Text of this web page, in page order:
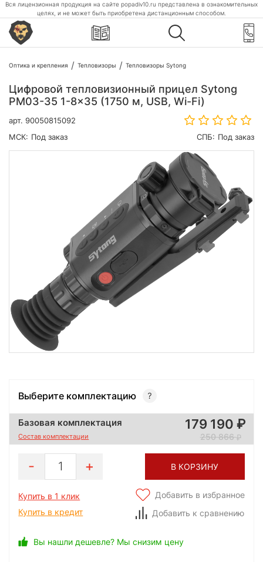
Вся лицензионная продукция на сайте popadiv10.ru представлена в ознакомительных
целях, и не может быть приобретена дистанционным способом.
Оптика и крепления Тепловизоры Тепловизоры Sytong
Цифровой тепловизионный прицел Sytong
PM03-35 1-8x35 (1750 м, USB, Wi-Fi)
арт. 90050815092
МСК: Под заказ СПБ: Под заказ
Выберите комплектацию
Базовая комплектация
Состав комплектации
179 190
250 866
1 В КОРЗИНУ
Купить в 1 клик
Купить в кредит
Добавить в избранное
Добавить к сравнению
Вы нашли дешевле? Мы снизим цену